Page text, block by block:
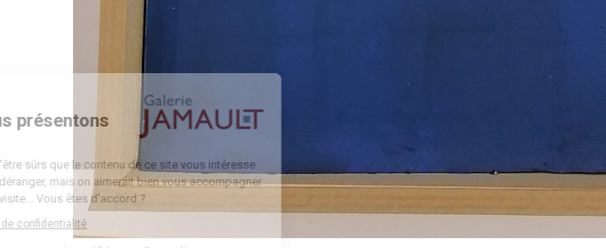
Nous vous présentons
On a attendu d'être sûrs que le contenu de ce site vous intéresse
avant de vous déranger, mais on aimerait bien vous accompagner
pendant votre visite... Vous êtes d'accord ?
Lire la politique de confidentialité